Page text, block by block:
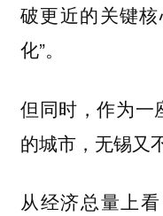
破更近的关键
化”。
但同时，作为一
的城市，无锡又
从经济总量上